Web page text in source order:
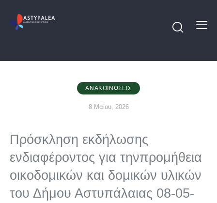
ΑΝΑΚΟΙΝΏΣΕΙΣ
8 Μαΐου, 2026
Πρόσκληση εκδήλωσης
ενδιαφέροντος για τηνπρομήθεια
οικοδομικών και δομικών υλικών
του Δήμου Αστυπάλαιας 08-05-